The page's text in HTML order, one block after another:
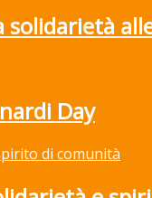
solidarietà
Day